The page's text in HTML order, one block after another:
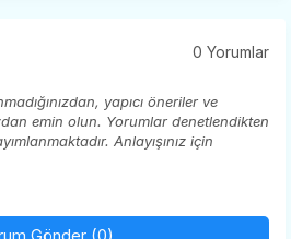
0 Yorumlar
yapıcı öneriler ve
emin olun. Yorumlar denetlendikten
Anlayışınız için
Gönder (0)